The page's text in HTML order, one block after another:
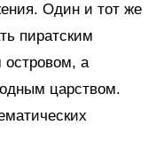
Один и тот же
пиратским
островом, а
царством.